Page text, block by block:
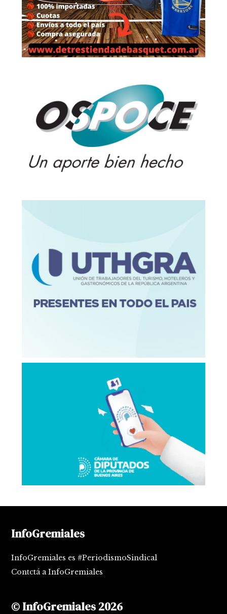
InfoGremiales
InfoGremiales es #PeriodismoSindical
Contctá a InfoGremiales
© InfoGremiales 2026